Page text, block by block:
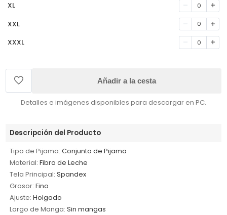
XL 0
XXL 0
XXXL 0
Añadir a la cesta
Detalles e imágenes disponibles para descargar en PC.
Descripción del Producto
Tipo de Pijama: Conjunto de Pijama
Material: Fibra de Leche
Tela Principal: Spandex
Grosor: Fino
Ajuste: Holgado
Largo de Manga: Sin mangas